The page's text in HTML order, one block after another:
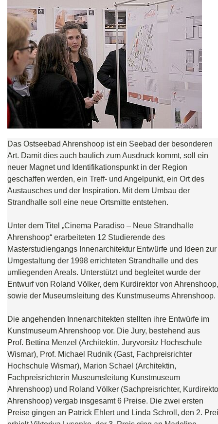
Das Ostseebad Ahrenshoop ist ein Seebad der besonderen
Art. Damit dies auch baulich zum Ausdruck kommt, soll ein
neuer Magnet und Identifikationspunkt in der Region
geschaffen werden, ein Treff- und Angelpunkt, ein Ort des
Austausches und der Inspiration. Mit dem Umbau der
Strandhalle soll eine neue Ortsmitte entstehen.
Unter dem Titel „Cinema Paradiso – Neue Strandhalle
Ahrenshoop“ erarbeiteten 12 Studierende des
Masterstudiengangs Innenarchitektur Entwürfe und Ideen zur
Umgestaltung der 1998 errichteten Strandhalle und des
umliegenden Areals. Unterstützt und begleitet wurde der
Entwurf von Roland Völker, dem Kurdirektor von Ahrenshoop,
sowie der Museumsleitung des Kunstmuseums Ahrenshoop.
Die angehenden Innenarchitekten stellten ihre Entwürfe im
Kunstmuseum Ahrenshoop vor. Die Jury, bestehend aus
Prof. Bettina Menzel (Architektin, Juryvorsitz Hochschule
Wismar), Prof. Michael Rudnik (Gast, Fachpreisrichter
Hochschule Wismar), Marion Schael (Architektin,
Fachpreisrichterin Museumsleitung Kunstmuseum
Ahrenshoop) und Roland Völker (Sachpreisrichter,
Ahrenshoop) vergab insgesamt 6 Preise. Die zwei ersten
Preise gingen an Patrick Ehlert und Linda Schroll, den 2.